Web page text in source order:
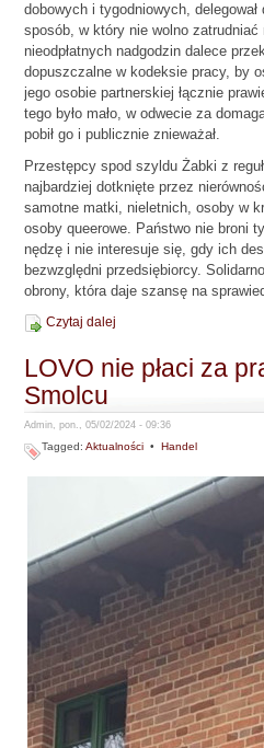
dobowych i tygodniowych,
sposób, w który nie wolno zatrudniać
nieodpłatnych nadgodzin dalece
dopuszczalne w kodeksie pracy, by
jego osobie partnerskiej łącznie
tego było mało, w odwecie za
pobił go i publicznie znieważał.
Przestępcy spod szyldu Żabki z
najbardziej dotknięte przez
samotne matki, nieletnich, osoby w
osoby queerowe. Państwo nie broni
nędzę i nie interesuje się, gdy ich
bezwzględni przedsiębiorcy.
obrony, która daje szansę na
Czytaj dalej
LOVO nie płaci za
Smolcu
Admin, pon., 05/02/2024 - 09:36
Tagged:Aktualności •Handel